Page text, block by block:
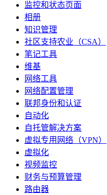
监控和状态页面
相册
知识管理
社区支持农业（CSA）
笔记工具
维基
网络工具
网络配置管理
联邦身份和认证
自动化
自托管解决方案
虚拟专用网络（VPN）
虚拟化
视频监控
财务与预算管理
路由器